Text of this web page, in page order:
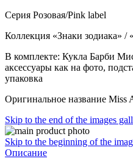
Серия Розовая/Pink label
Коллекция «Знаки зодиака» /
В комплекте: Кукла Барби
аксессуары как на фото,
упаковка
Оригинальное название Miss
Skip to the end of the images
Skip to the beginning of the
Описание